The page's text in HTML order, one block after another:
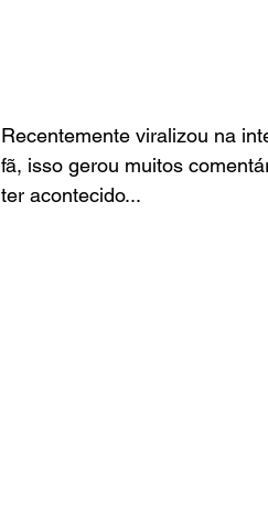
Recentemente viralizou na
fã, isso gerou muitos
ter acontecido...